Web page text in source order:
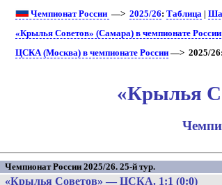
Чемпионат России —>2025/26:Таблица |
«Крылья Советов» (Самара) в чемпионате России
ЦСКА (Москва) в чемпионате России —> 2025/
«Крылья
Чемпионат России 2025/26. 25-й тур.
«Крылья Советов» —ЦСКА. 1:1 (0:0)